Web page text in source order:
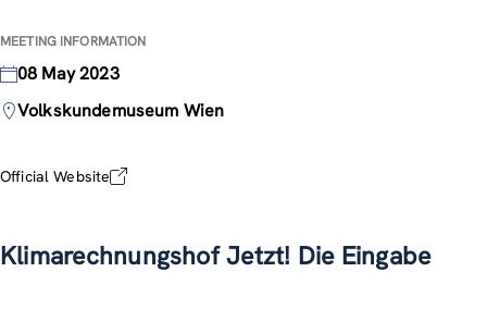
MEETING INFORMATION
08 May 2023
Volkskundemuseum Wien
Official Website
Klimarechnungshof Jetzt! Die Eingabe